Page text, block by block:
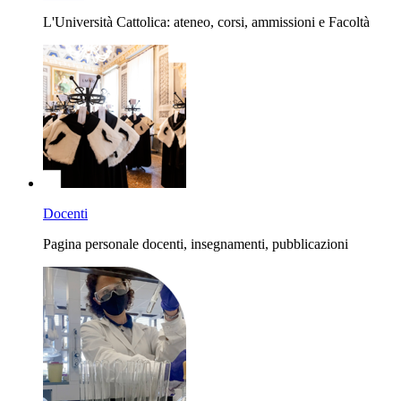
L'Università Cattolica: ateneo, corsi, ammissioni e Facoltà
Docenti
Pagina personale docenti, insegnamenti, pubblicazioni